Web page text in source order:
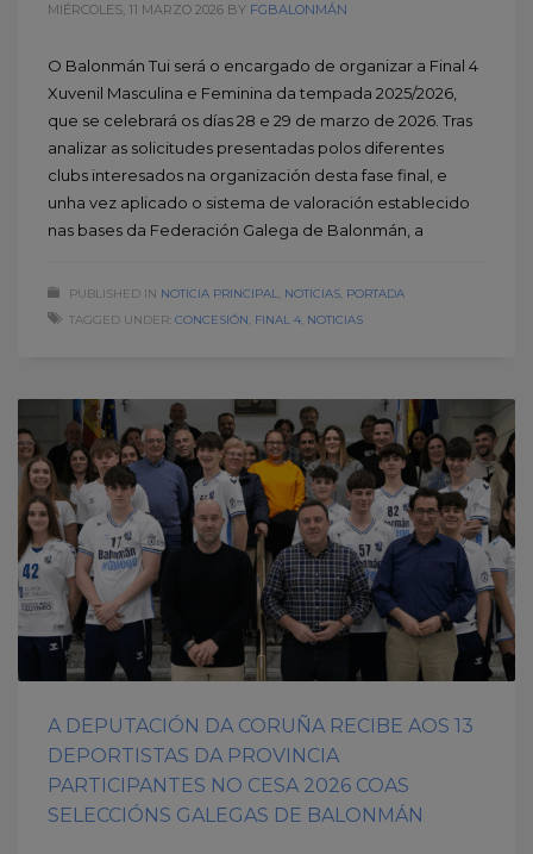
MIÉRCOLES, 11 MARZO 2026 BY FGBALONMÁN
O Balonmán Tui será o encargado de organizar a Final 4
Xuvenil Masculina e Feminina da tempada 2025/2026,
que se celebrará os días 28 e 29 de marzo de 2026. Tras
analizar as solicitudes presentadas polos diferentes
clubs interesados na organización desta fase final, e
unha vez aplicado o sistema de valoración establecido
nas bases da Federación Galega de Balonmán, a
PUBLISHED IN NOTICIA PRINCIPAL NOTICIAS PORTADA
TAGGED UNDER: CONCESIÓN FINAL 4 NOTICIAS
A DEPUTACIÓN DA CORUÑA RECIBE AOS 13
DEPORTISTAS DA PROVINCIA
PARTICIPANTES NO CESA 2026 COAS
SELECCIÓNS GALEGAS DE BALONMÁN